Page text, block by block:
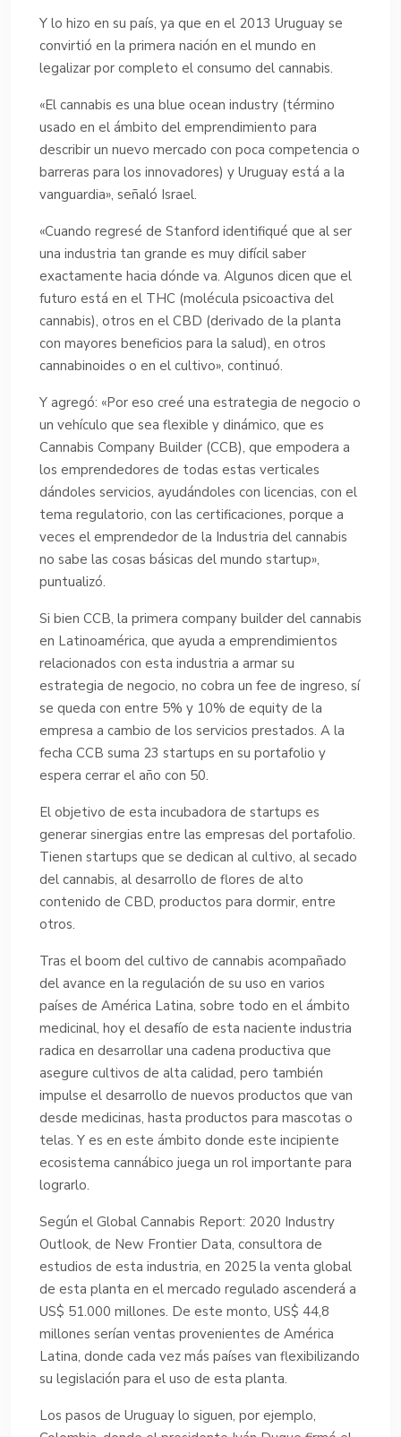
Y lo hizo en su país, ya que en el 2013 Uruguay se
convirtió en la primera nación en el mundo en
legalizar por completo el consumo del cannabis.
«El cannabis es una blue ocean industry (término
usado en el ámbito del emprendimiento para
describir un nuevo mercado con poca competencia o
barreras para los innovadores) y Uruguay está a la
vanguardia», señaló Israel.
«Cuando regresé de Stanford identifiqué que al ser
una industria tan grande es muy difícil saber
exactamente hacia dónde va. Algunos dicen que el
futuro está en el THC (molécula psicoactiva del
cannabis), otros en el CBD (derivado de la planta
con mayores beneficios para la salud), en otros
cannabinoides o en el cultivo», continuó.
Y agregó: «Por eso creé una estrategia de negocio o
un vehículo que sea flexible y dinámico, que es
Cannabis Company Builder (CCB), que empodera a
los emprendedores de todas estas verticales
dándoles servicios, ayudándoles con licencias, con el
tema regulatorio, con las certificaciones, porque a
veces el emprendedor de la Industria del cannabis
no sabe las cosas básicas del mundo startup»,
puntualizó.
Si bien CCB, la primera company builder del cannabis
en Latinoamérica, que ayuda a emprendimientos
relacionados con esta industria a armar su
estrategia de negocio, no cobra un fee de ingreso, sí
se queda con entre 5% y 10% de equity de la
empresa a cambio de los servicios prestados. A la
fecha CCB suma 23 startups en su portafolio y
espera cerrar el año con 50.
El objetivo de esta incubadora de startups es
generar sinergias entre las empresas del portafolio.
Tienen startups que se dedican al cultivo, al secado
del cannabis, al desarrollo de flores de alto
contenido de CBD, productos para dormir, entre
otros.
Tras el boom del cultivo de cannabis acompañado
del avance en la regulación de su uso en varios
países de América Latina, sobre todo en el ámbito
medicinal, hoy el desafío de esta naciente industria
radica en desarrollar una cadena productiva que
asegure cultivos de alta calidad, pero también
impulse el desarrollo de nuevos productos que van
desde medicinas, hasta productos para mascotas o
telas. Y es en este ámbito donde este incipiente
ecosistema cannábico juega un rol importante para
lograrlo.
Según el Global Cannabis Report: 2020 Industry
Outlook, de New Frontier Data, consultora de
estudios de esta industria, en 2025 la venta global
de esta planta en el mercado regulado ascenderá a
US$ 51.000 millones. De este monto, US$ 44,8
millones serían ventas provenientes de América
Latina, donde cada vez más países van flexibilizando
su legislación para el uso de esta planta.
Los pasos de Uruguay lo siguen, por ejemplo,